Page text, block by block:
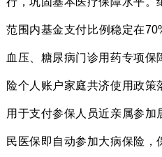
范围内基金支付比例稳定在
血压、糖尿病门诊用药专项
险个人账户家庭共济使用政
用于支付参保人员近亲属参
民医保即自动参加大病保险